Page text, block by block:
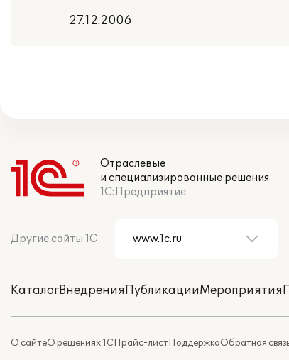
27.12.2006
Отраслевые
и специализированные решения
1С:Предприятие
Другие сайты 1С
КаталогВнедренияПубликацииМероприятия
О сайтеО решениях 1СПрайс-листПоддержкаОбратная